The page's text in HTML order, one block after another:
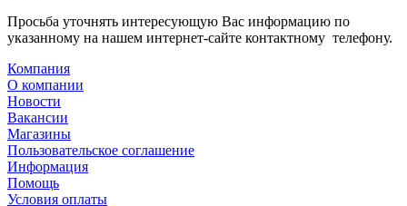
Просьба уточнять интересующую Вас информацию по
указанному на нашем интернет-сайте контактному телефону.
Компания
О компании
Новости
Вакансии
Магазины
Пользовательское соглашение
Информация
Помощь
Условия оплаты